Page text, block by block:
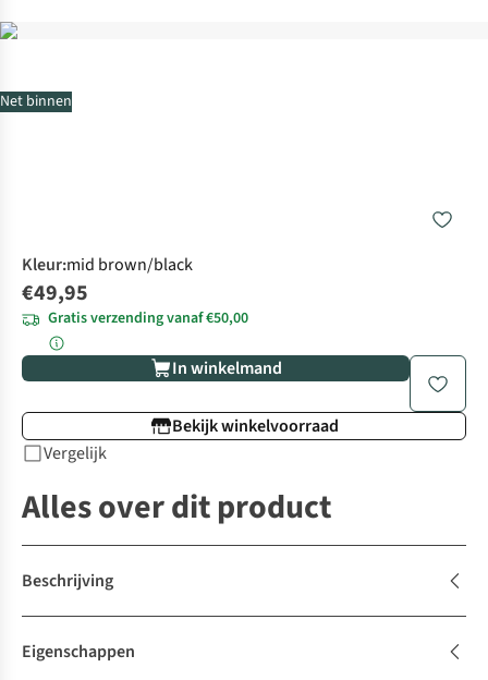
Net binnen
Kleur:mid brown/black
€49,95
Gratis verzending vanaf €50,00
In winkelmand
Bekijk winkelvoorraad
Vergelijk
Alles over dit product
Beschrijving
Eigenschappen